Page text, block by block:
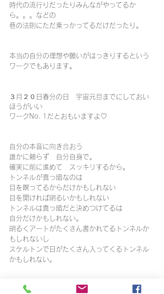
時代の流行りだったりみんながやってるか
ら。。。などの
巷の法則にただ乗っかってるだけだったり。
本当の自分の理想や願いがはっきりするという
ワークでもあります。
３月２０日春分の日　宇宙元旦までにしておい
ほうがいい
ワークNo. 1だとおもいますよ♡
自分の本音に向き合おう
誰かに頼らず　自分自身で。
確実に前に進めて　スッキリするから。
トンネルが真っ暗なのは
目を瞑ってるからだけかもしれない
目を開ければ明るいかもしれない
トンネルは真っ暗だと決めつけてるは
自分だけかもしれない。
明るくアートがたくさん書かれてるトンネルか
もしれないし
スケルトンで日がたくさん入ってくるトンネル
かもしれない。
〇〇かもしれない。希望を持とう♡